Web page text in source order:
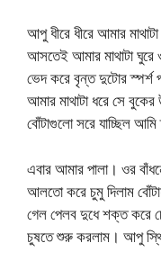
আপু ধীরে ধীরে আমার
আসতেই আমার মাথাটা ঘুরে
ভেদ করে বৃন্ত দুটোর স্পর্শ
আমার মাথাটা ধরে সে
বোঁটাগুলো সরে যাচ্ছিল
এবার আমার পালা। ওর
আলতো করে চুমু দিলাম
গেল পেলব দুধে শক্ত করে
চুষতে শুরু করলাম। আপু